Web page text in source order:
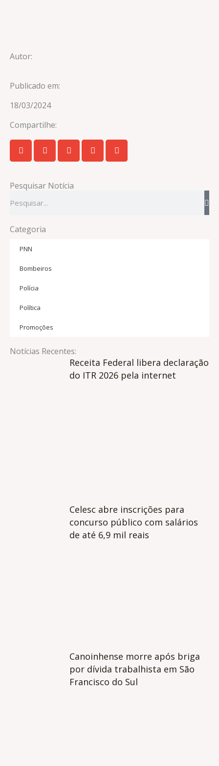
Autor:
Publicado em:
18/03/2024
Compartilhe:
Pesquisar Notícia
Categoria
PNN
Bombeiros
Polícia
Política
Promoções
Notícias Recentes:
Receita Federal libera declaração
do ITR 2026 pela internet
Celesc abre inscrições para
concurso público com salários
de até 6,9 mil reais
Canoinhense morre após briga
por dívida trabalhista em São
Francisco do Sul